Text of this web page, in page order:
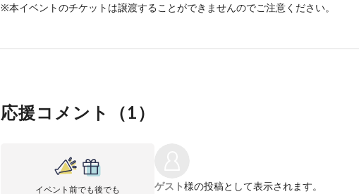
※本イベントのチケットは譲渡することができませんのでご注意ください。
応援コメント（1）
イベント前でも後でも ゲスト様の投稿として表示されます。